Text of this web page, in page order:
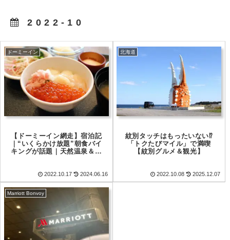
2022-10
ドーミーイン
【ドーミーイン網走】宿泊記
｜“いくらかけ放題”朝食バイ
キングが話題｜天然温泉＆ア
2022.10.17 2024.06.16
北海道
紋別タッチはもったいない⁉
「トクたびマイル」で満喫
【紋別グルメ＆観光】
2022.10.08 2025.12.07
Marriott Bonvoy